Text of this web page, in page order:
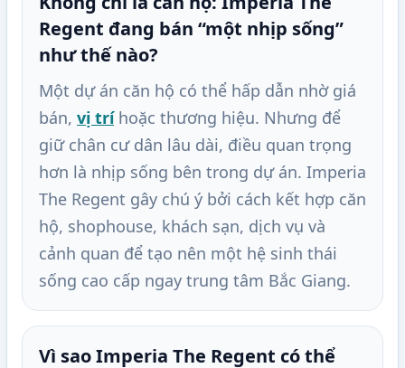
Regent đang bán “một nhịp sống”
như thế nào?
Một dự án căn hộ có thể hấp dẫn nhờ giá
bán, vị tríhoặc thương hiệu. Nhưng để
giữ chân cư dân lâu dài, điều quan trọng
hơn là nhịp sống bên trong dự án. Imperia
The Regent gây chú ý bởi cách kết hợp căn
hộ, shophouse, khách sạn, dịch vụ và
cảnh quan để tạo nên một hệ sinh thái
sống cao cấp ngay trung tâm Bắc Giang.
Vì sao Imperia The Regent có thể